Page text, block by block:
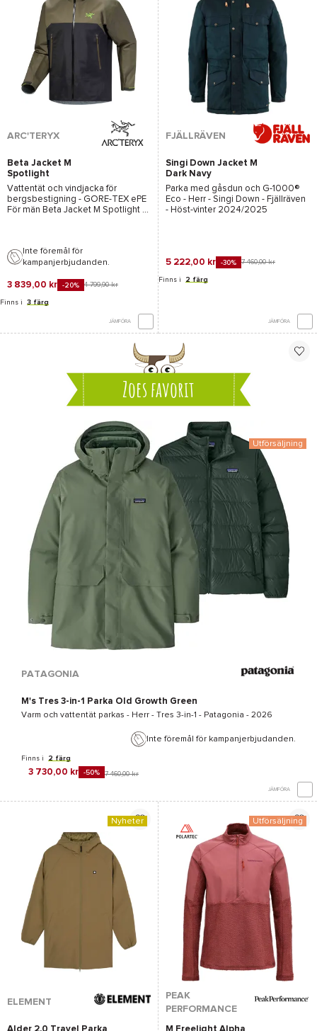
ARC'TERYX
Beta Jacket M
Spotlight
Vattentät och vindjacka för
bergsbestigning - GORE-TEX ePE
För män Beta Jacket M Spotlight -
Inte föremål för
kampanjerbjudanden.
3 839,00 kr -20% 4 799,90 kr
Finns i 3 färg
JÄMFÖRA
FJÄLLRÄVEN
Singi Down Jacket M
Dark Navy
Parka med gåsdun och G-1000®
Eco - Herr - Singi Down - Fjällräven
- Höst-vinter 2024/2025
5 222,00 kr -30% 7 460,00 kr
Finns i 2 färg
JÄMFÖRA
Zoes favorit
Utförsäljning
PATAGONIA
M's Tres 3-in-1 Parka Old Growth Green
Varm och vattentät parkas - Herr - Tres 3-in-1 - Patagonia - 2026
Inte föremål för kampanjerbjudanden.
3 730,00 kr -50% 7 460,00 kr
Finns i 2 färg
JÄMFÖRA
Nyheter
ELEMENT
Utförsäljning
PEAK
PERFORMANCE